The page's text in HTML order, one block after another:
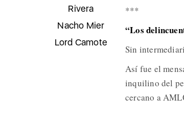
Rivera
Nacho Mier
Lord Camote
***
“Los
Sin
Así fue el
inquilino del
cercano a